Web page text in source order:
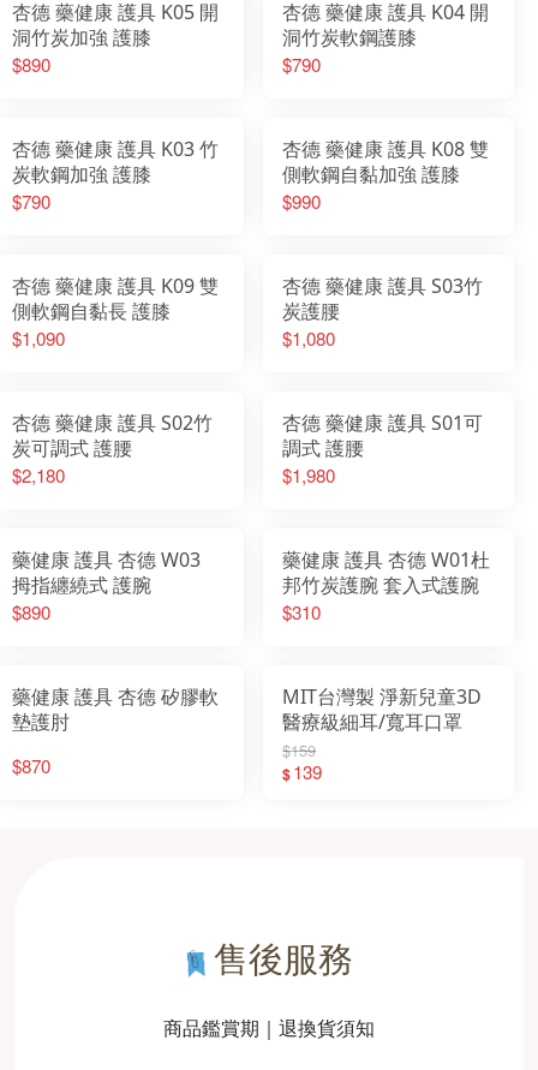
杏德 藥健康 護具 K05 開
洞竹炭加強 護膝
$890
杏德 藥健康 護具 K04 開
洞竹炭軟鋼護膝
$790
杏德 藥健康 護具 K03 竹
炭軟鋼加強 護膝
$790
杏德 藥健康 護具 K08 雙
側軟鋼自黏加強 護膝
$990
杏德 藥健康 護具 K09 雙
側軟鋼自黏長 護膝
$1,090
杏德 藥健康 護具 S03竹
炭護腰
$1,080
杏德 藥健康 護具 S02竹
炭可調式 護腰
$2,180
杏德 藥健康 護具 S01可
調式 護腰
$1,980
藥健康 護具 杏德 W03
拇指纏繞式 護腕
$890
藥健康 護具 杏德 W01杜
邦竹炭護腕 套入式護腕
$310
藥健康 護具 杏德 矽膠軟
墊護肘
$870
MIT台灣製 淨新兒童3D
醫療級細耳/寬耳口罩
$159
$139
售後服務
商品鑑賞期｜退換貨須知